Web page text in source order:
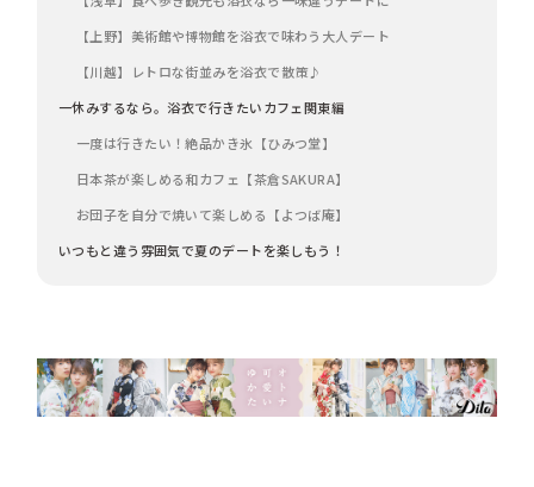
【上野】美術館や博物館を浴衣で味わう大人デート
【川越】レトロな街並みを浴衣で散策♪
一休みするなら。浴衣で行きたいカフェ関東編
一度は行きたい！絶品かき氷【ひみつ堂】
日本茶が楽しめる和カフェ【茶倉SAKURA】
お団子を自分で焼いて楽しめる【よつば庵】
いつもと違う雰囲気で夏のデートを楽しもう！